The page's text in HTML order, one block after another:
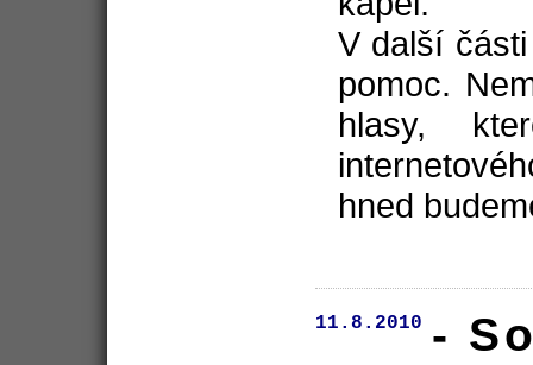
V další
pomoc.
hlasy,
hned
11.8.2010 -